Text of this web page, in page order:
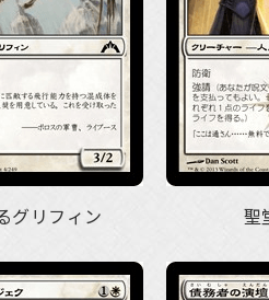
グリフィン 聖